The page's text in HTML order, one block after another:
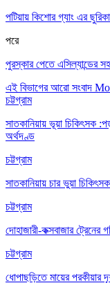
পটিয়ায় কিশোর গ্যাং এর
পরে
পুরস্কার পেতে এসিল্যান্ডের
এই বিভাগের আরো সংবাদ
চট্টগ্রাম
সাতকানিয়ায় ভূয়া চিকিৎসক
অর্থদণ্ড
চট্টগ্রাম
সাতকানিয়ায় চার ভুয়া
চট্টগ্রাম
দোহাজারী-কক্সবাজার
চট্টগ্রাম
ধোপাছড়িতে মায়ের পরকীয়ার